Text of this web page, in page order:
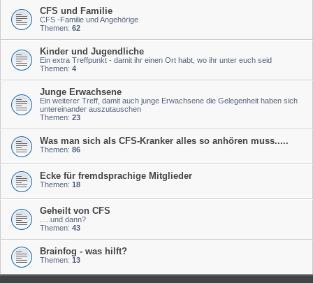
CFS und Familie
CFS -Familie und Angehörige
Themen: 62
Kinder und Jugendliche
Ein extra Treffpunkt - damit ihr einen Ort habt, wo ihr unter euch seid
Themen: 4
Junge Erwachsene
Ein weiterer Treff, damit auch junge Erwachsene die Gelegenheit haben sich
untereinander auszutauschen
Themen: 23
Was man sich als CFS-Kranker alles so anhören muss.....
Themen: 86
Ecke für fremdsprachige Mitglieder
Themen: 18
Geheilt von CFS
.....und dann?
Themen: 43
Brainfog - was hilft?
Themen: 13